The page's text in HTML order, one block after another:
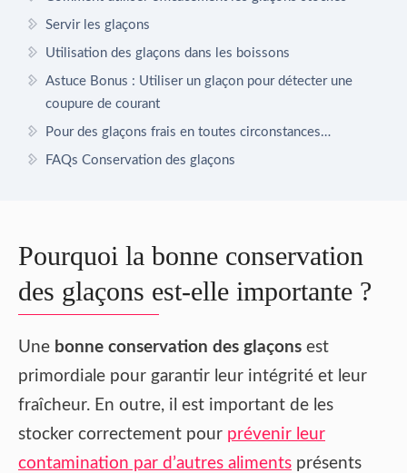
Servir les glaçons
Utilisation des glaçons dans les boissons
Astuce Bonus : Utiliser un glaçon pour détecter une
coupure de courant
Pour des glaçons frais en toutes circonstances…
FAQs Conservation des glaçons
Pourquoi la bonne conservation
des glaçons est-elle importante ?
Une bonne conservation des glaçons est
primordiale pour garantir leur intégrité et leur
fraîcheur. En outre, il est important de les
stocker correctement pour prévenir leur
contamination par d’autres aliments présents